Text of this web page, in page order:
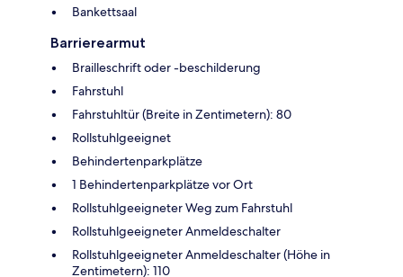
Bankettsaal
Barrierearmut
Brailleschrift oder -beschilderung
Fahrstuhl
Fahrstuhltür (Breite in Zentimetern): 80
Rollstuhlgeeignet
Behindertenparkplätze
1 Behindertenparkplätze vor Ort
Rollstuhlgeeigneter Weg zum Fahrstuhl
Rollstuhlgeeigneter Anmeldeschalter
Rollstuhlgeeigneter Anmeldeschalter (Höhe in
Zentimetern): 110